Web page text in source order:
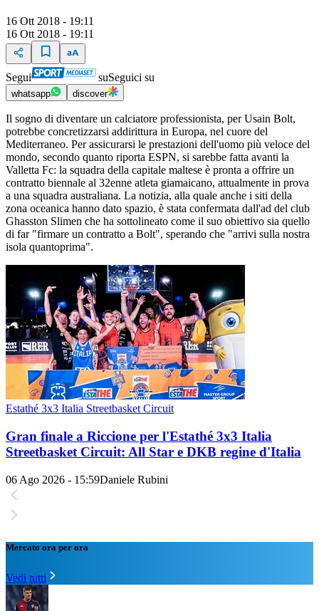
16 Ott 2018 - 19:11
16 Ott 2018 - 19:11
Segui suSeguici su
whatsapp discover
Il sogno di diventare un calciatore professionista, per Usain Bolt,
potrebbe concretizzarsi addirittura in Europa, nel cuore del
Mediterraneo. Per assicurarsi le prestazioni dell'uomo più veloce del
mondo, secondo quanto riporta ESPN, si sarebbe fatta avanti la
Valletta Fc: la squadra della capitale maltese è pronta a offrire un
contratto biennale al 32enne atleta giamaicano, attualmente in prova
a una squadra australiana. La notizia, alla quale anche i siti della
zona oceanica hanno dato spazio, è stata confermata dall'ad del club
Ghasston Slimen che ha sottolineato come il suo obiettivo sia quello
di far "firmare un contratto a Bolt", sperando che "arrivi sulla nostra
isola quantoprima".
Estathé 3x3 Italia Streetbasket Circuit
Gran finale a Riccione per l'Estathé 3x3 Italia
Streetbasket Circuit: All Star e DKB regine d'Italia
06 Ago 2026 - 15:59Daniele Rubini
Mercato ora per ora
Vedi tutti